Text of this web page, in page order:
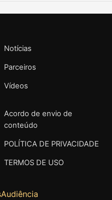
Notícias
Parceiros
Vídeos
Acordo de envio de
conteúdo
POLÍTICA DE PRIVACIDADE
TERMOS DE USO
Audiência